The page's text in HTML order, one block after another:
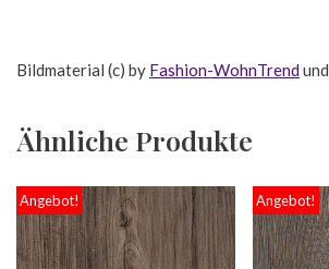
Bildmaterial (c) by Fashion-WohnTrend und
Ähnliche Produkte
Angebot! Angebot!